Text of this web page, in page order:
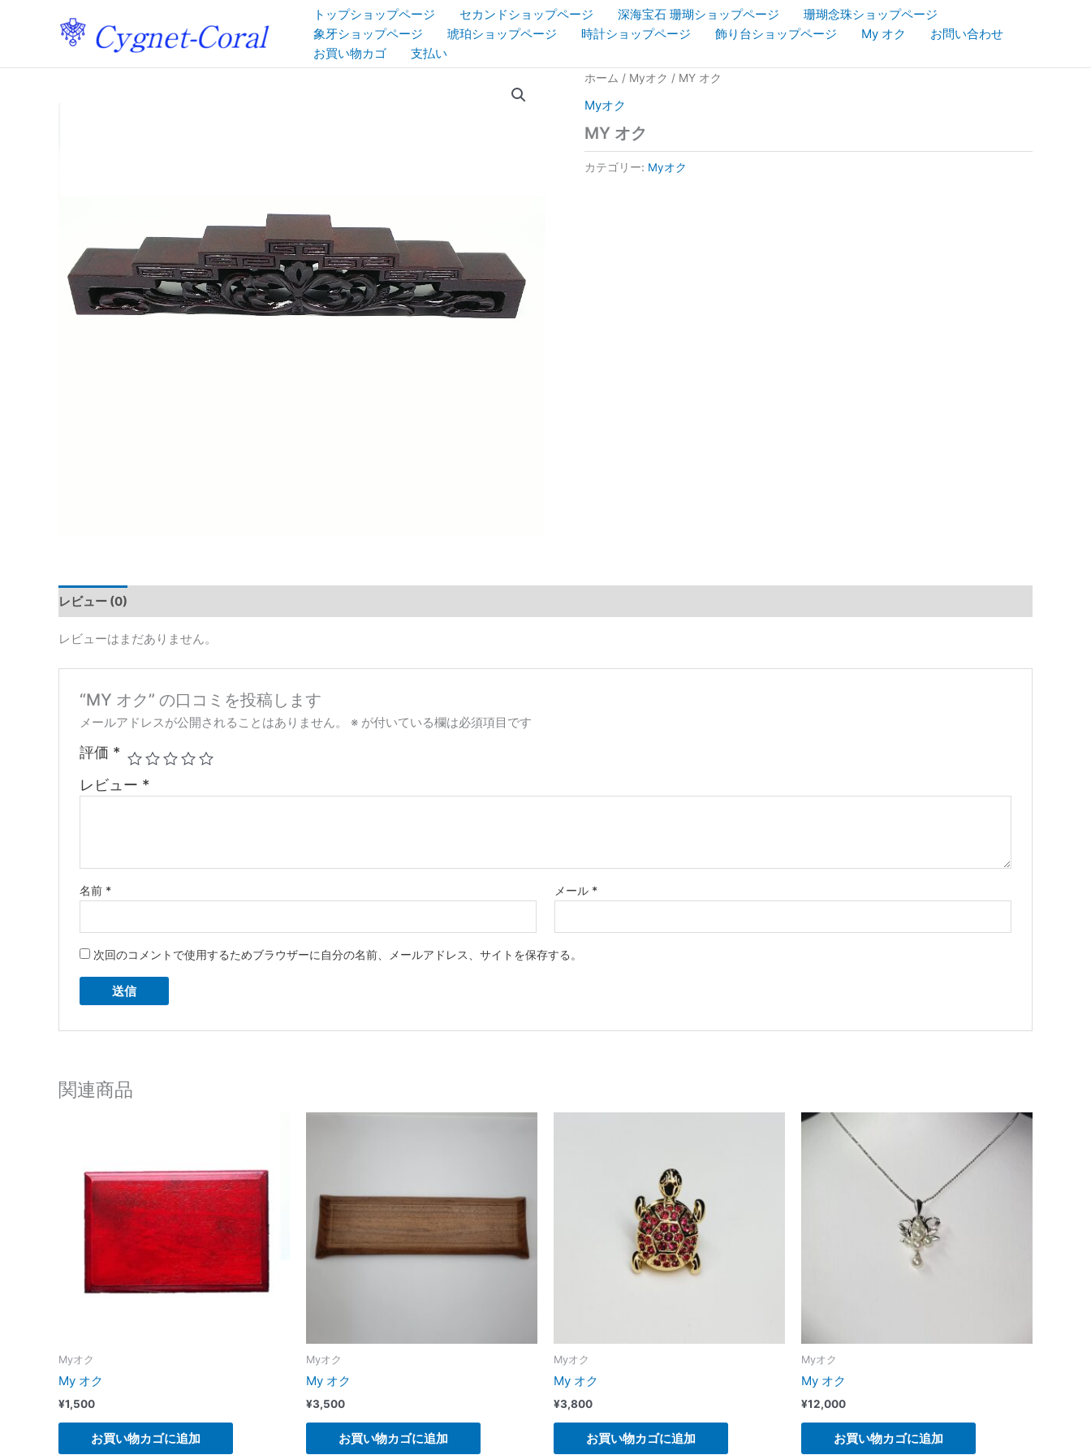
ス
トップショップページ セカンドショップページ 深海宝石 珊瑚ショップページ
珊瑚念珠ショップページ
象牙ショップページ
琥珀ショップページ 時計ショップページ 飾り台ショップページ My オク
お問い合わせ
お買い物カゴ
支払い
ホーム / Myオク / MY オク
Myオク
MY オク
カテゴリー: Myオク
レビュー (0)
レビューはまだありません。
“MY オク” の口コミを投稿します
メールアドレスが公開されることはありません。 ※ が付いている欄は必須項目です
評価 *
レビュー *
名前 * メール *
次回のコメントで使用するためブラウザーに自分の名前、メールアドレス、サイトを保存する。
関連商品
Myオク
My オク
¥1,500
お買い物カゴに追加
Myオク
My オク
¥3,500
お買い物カゴに追加
Myオク
My オク
¥3,800
お買い物カゴに追加
Myオク
My オク
¥12,000
お買い物カゴに追加